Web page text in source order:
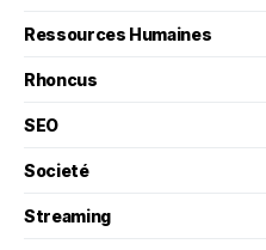
Ressources Humaines
Rhoncus
SEO
Societé
Streaming